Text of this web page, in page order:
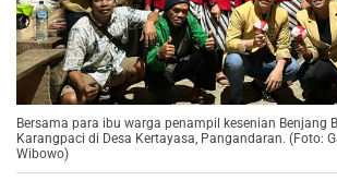
Bersama para ibu warga penampil kesenian Benjang
Karangpaci di Desa Kertayasa, Pangandaran. (Foto:
Wibowo)